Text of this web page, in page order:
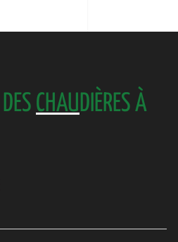
DES CHAUDIÈRES À